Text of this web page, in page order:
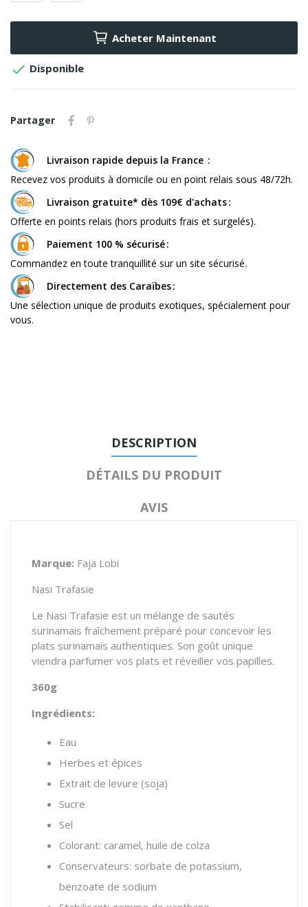
Acheter Maintenant
 Disponible
Partager
Livraison rapide depuis la France
Recevez vos produits à domicile ou en point relais sous 48/72h.
Livraison gratuite* dès 109€ d'achats
Offerte en points relais (hors produits frais et surgelés).
Paiement 100 % sécurisé
Commandez en toute tranquillité sur un site sécurisé.
Directement des Caraïbes
Une sélection unique de produits exotiques, spécialement pour
vous.
DESCRIPTION
DÉTAILS DU PRODUIT
AVIS
Marque: Faja Lobi
Nasi Trafasie
Le Nasi Trafasie est un mélange de sautés
surinamais fraîchement préparé pour concevoir les
plats surinamais authentiques. Son goût unique
viendra parfumer vos plats et réveiller vos papilles.
360g
Ingrédients:
Eau
Herbes et épices
Extrait de levure (soja)
Sucre
Sel
Colorant: caramel, huile de colza
Conservateurs: sorbate de potassium,
benzoate de sodium